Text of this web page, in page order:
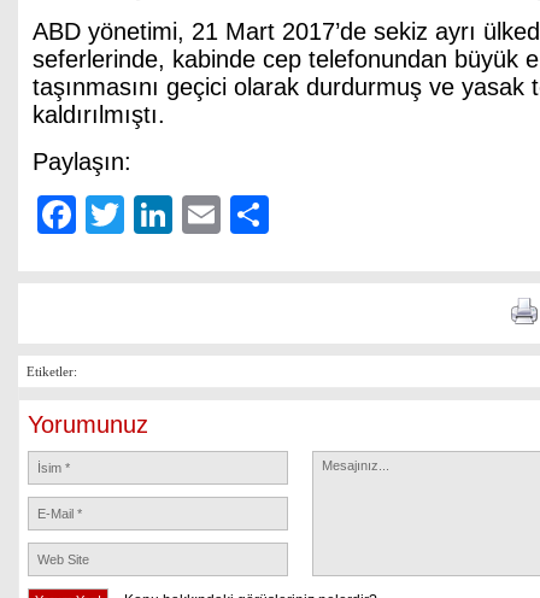
ABD yönetimi, 21 Mart 2017’de sekiz ayrı
seferlerinde, kabinde cep telefonundan büyük
taşınmasını geçici olarak durdurmuş ve yasak
kaldırılmıştı.
Paylaşın:
Facebook
TwitterLinkedIn
Email
Etiketler:
Yorumunuz